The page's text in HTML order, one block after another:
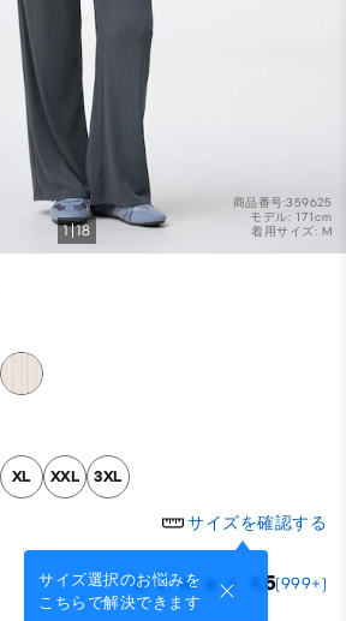
商品番号:359625
モデル: 171cm
着用サイズ: M
1 18
XL XXL 3XL
サイズを確認する
サイズ選択のお悩みを
こちらで解決できます
4.5(999+)